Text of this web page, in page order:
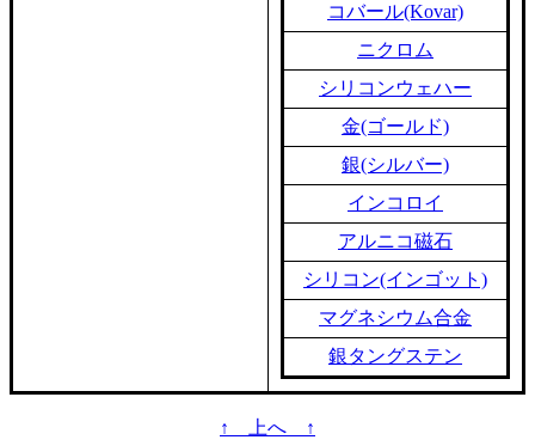
コバール(Kovar)
ニクロム
シリコンウェハー
金(ゴールド)
銀(シルバー)
インコロイ
アルニコ磁石
シリコン(インゴット)
マグネシウム合金
銀タングステン
↑ 上へ ↑